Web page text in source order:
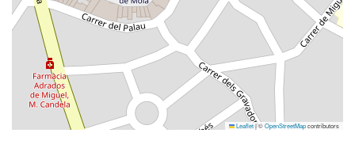
Leaflet|©OpenStreetMapcontributors